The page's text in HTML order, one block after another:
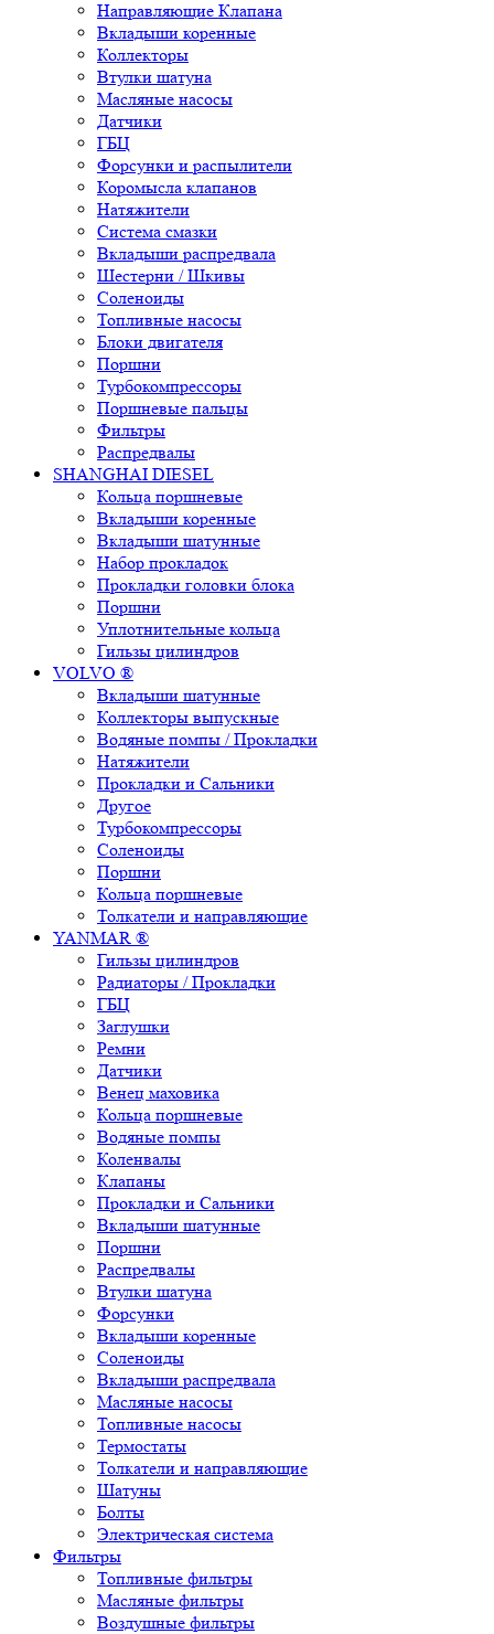
Направляющие Клапана
Вкладыши коренные
Коллекторы
Втулки шатуна
Масляные насосы
Датчики
ГБЦ
Форсунки и распылители
Коромысла клапанов
Натяжители
Система смазки
Вкладыши распредвала
Шестерни / Шкивы
Соленоиды
Топливные насосы
Блоки двигателя
Поршни
Турбокомпрессоры
Поршневые пальцы
Фильтры
Распредвалы
SHANGHAI DIESEL
Кольца поршневые
Вкладыши коренные
Вкладыши шатунные
Набор прокладок
Прокладки головки блока
Поршни
Уплотнительные кольца
Гильзы цилиндров
VOLVO ®
Вкладыши шатунные
Коллекторы выпускные
Водяные помпы / Прокладки
Натяжители
Прокладки и Сальники
Другое
Турбокомпрессоры
Соленоиды
Поршни
Кольца поршневые
Толкатели и направляющие
YANMAR ®
Гильзы цилиндров
Радиаторы / Прокладки
ГБЦ
Заглушки
Ремни
Датчики
Венец маховика
Кольца поршневые
Водяные помпы
Коленвалы
Клапаны
Прокладки и Сальники
Вкладыши шатунные
Поршни
Распредвалы
Втулки шатуна
Форсунки
Вкладыши коренные
Соленоиды
Вкладыши распредвала
Масляные насосы
Топливные насосы
Термостаты
Толкатели и направляющие
Шатуны
Болты
Электрическая система
Фильтры
Топливные фильтры
Масляные фильтры
Воздушные фильтры